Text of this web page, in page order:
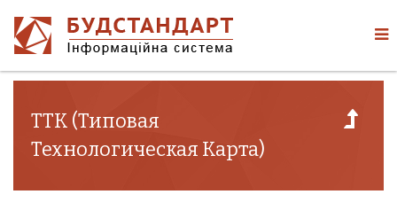
ТТК (Типовая
Технологическая Карта)